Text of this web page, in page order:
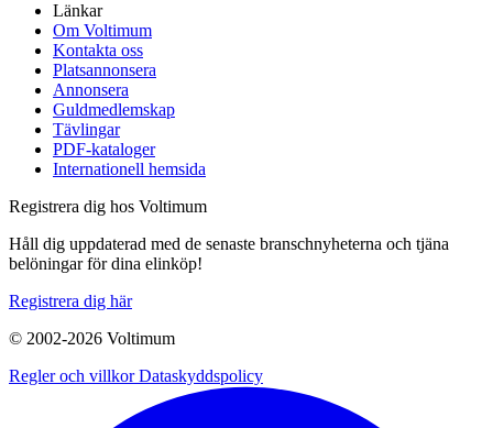
Länkar
Om Voltimum
Kontakta oss
Platsannonsera
Annonsera
Guldmedlemskap
Tävlingar
PDF-kataloger
Internationell hemsida
Registrera dig hos Voltimum
Håll dig uppdaterad med de senaste branschnyheterna och tjäna
belöningar för dina elinköp!
Registrera dig här
© 2002-2026 Voltimum
Regler och villkorDataskyddspolicy